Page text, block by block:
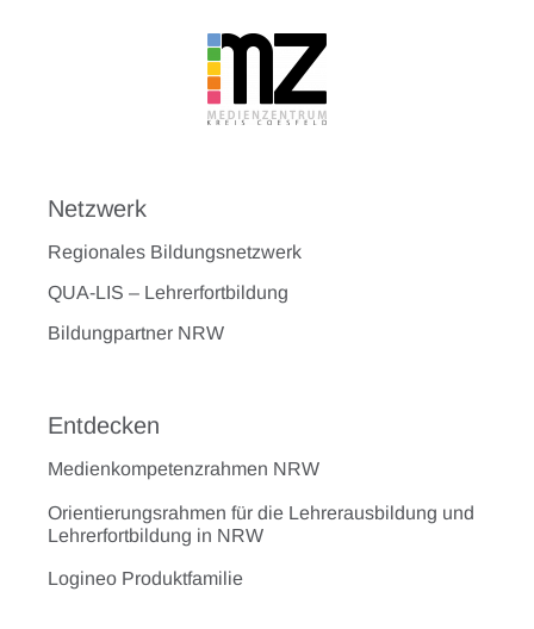
Netzwerk
Regionales Bildungsnetzwerk
QUA-LIS – Lehrerfortbildung
Bildungpartner NRW
Entdecken
Medienkompetenzrahmen NRW
Orientierungsrahmen für die Lehrerausbildung und
Lehrerfortbildung in NRW
Logineo Produktfamilie